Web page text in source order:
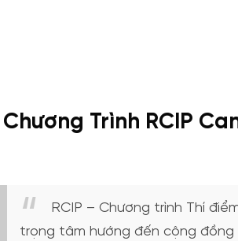
Chương Trình RCIP
RCIP – Chương trình Thí
trọng tâm hướng đến cộng